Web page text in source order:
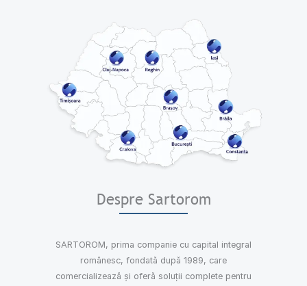
Despre Sartorom
SARTOROM, prima companie cu capital integral
românesc, fondată după 1989, care
comercializează și oferă soluții complete pentru